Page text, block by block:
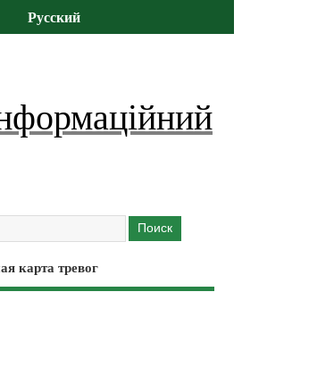
Русский
карта тревог